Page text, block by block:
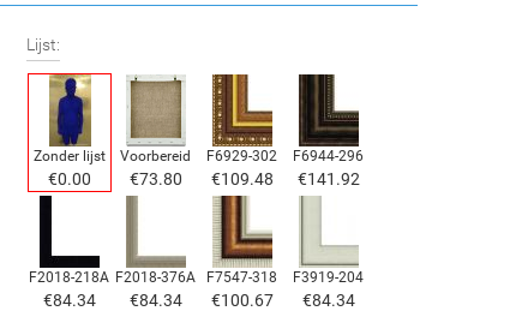
Lijst:
Zonder lijst
€0.00
Voorbereid
€73.80
F6929-302
€109.48
F6944-296
€141.92
F2018-218A
€84.34
F2018-376A
€84.34
F7547-318
€100.67
F3919-204
€84.34